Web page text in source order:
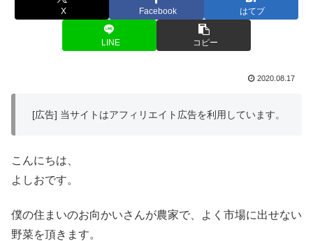
X Facebook はてブ
LINE コピー
2020.08.17
[広告] 当サイトはアフィリエイト広告を利用しています。
こんにちは、
よしおです。
僕の住まいのお向かいさんが農家で、よく市場に出せない
野菜を頂きます。